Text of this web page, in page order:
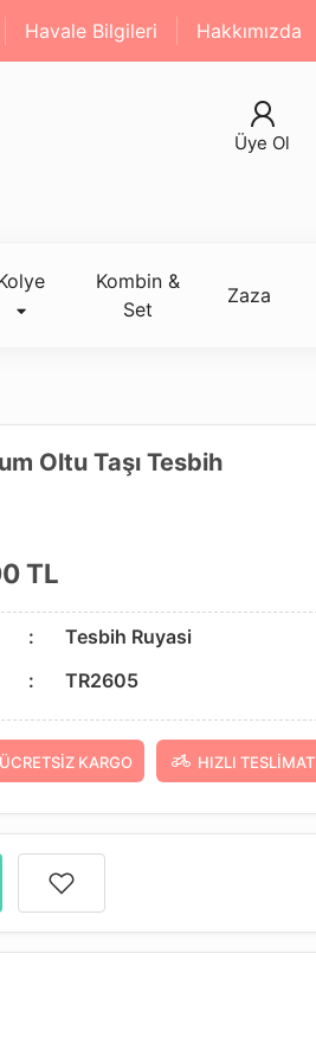
Havale Bilgileri Hakkımızda
Üye Ol
Kombin &
Set
Zaza
Oltu Taşı Tesbih
TL
Tesbih Ruyasi
TR2605
ÜCRETSIZ KARGO HIZLI TESLIMAT